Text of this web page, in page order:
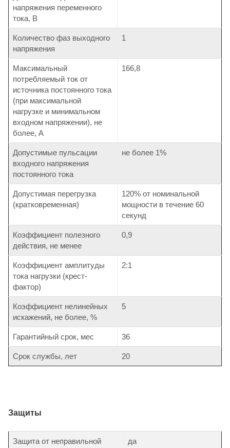
напряжения переменного
тока, В
Количество фаз выходного
напряжения
1
Максимальный
потребляемый ток от
источника постоянного тока
(при максимальной
нагрузке и минимальном
входном напряжении), не
более, А
166,8
Допустимые пульсации
входного напряжения
постоянного тока
не более 1%
Допустимая перегрузка
(кратковременная)
120% от номинальной
мощности в течение 60
секунд
Коэффициент полезного
действия, не менее
0,9
Коэффициент амплитуды
тока нагрузки (крест-
фактор)
2:1
Коэффициент нелинейных
искажений, не более, %
5
Гарантийный срок, мес 36
Срок службы, лет 20
Защиты
Защита от неправильной
да